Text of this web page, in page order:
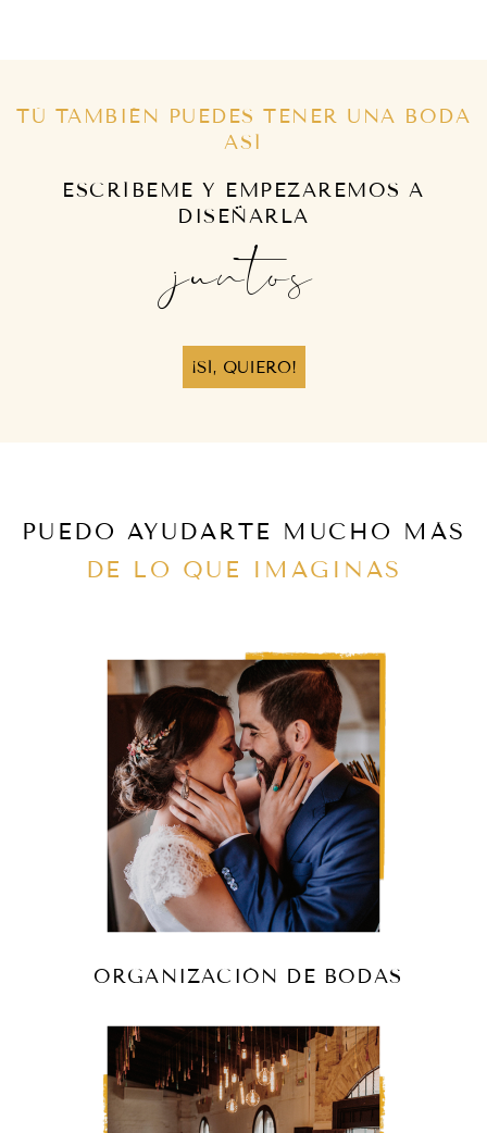
TÚ TAMBIÉN PUEDES TENER UNA BODA
ASÍ
ESCRÍBEME Y EMPEZAREMOS A
DISEÑARLA
juntos
¡SÍ, QUIERO!
PUEDO AYUDARTE MUCHO MÁS
DE LO QUE IMAGINAS
ORGANIZACIÓN DE BODAS